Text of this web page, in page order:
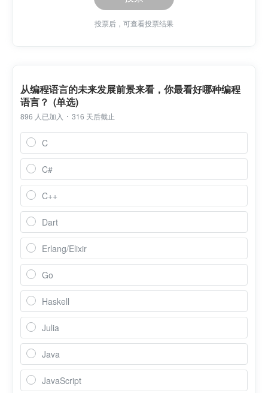
投票后，可查看投票结果
从编程语言的未来发展前景来看，你最看好哪种编程
语言？ (单选)
896 人已加入 316 天后截止
C
C#
C++
Dart
Erlang/Elixir
Go
Haskell
Julia
Java
JavaScript